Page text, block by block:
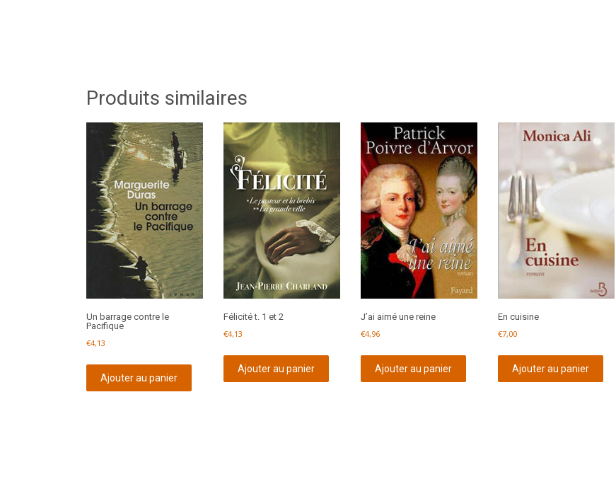
Produits similaires
Un barrage contre le
Pacifique
€4,13
Ajouter au panier
Félicité t. 1 et 2
€4,13
Ajouter au panier
J’ai aimé une reine
€4,96
Ajouter au panier
En cuisine
€7,00
Ajouter au panier